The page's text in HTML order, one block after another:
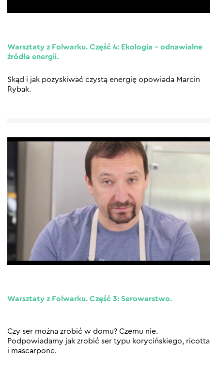
Warsztaty z Folwarku. Część 4: Ekologia – odnawialne
źródła energii.
Skąd i jak pozyskiwać czystą energię opowiada Marcin
Rybak.
Warsztaty z Folwarku. Część 3: Serowarstwo.
Czy ser można zrobić w domu? Czemu nie.
Podpowiadamy jak zrobić ser typu korycińskiego, ricotta
i mascarpone.